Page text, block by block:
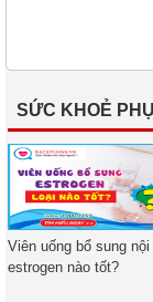
SỨC KHOẺ
Viên uống bổ sung
estrogen nào tốt?